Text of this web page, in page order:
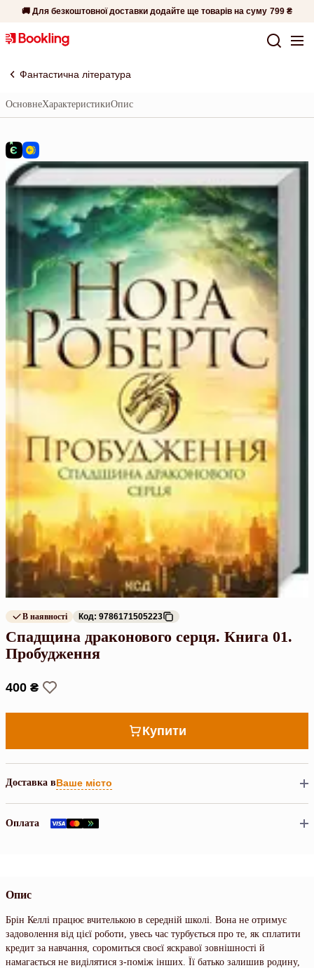
🚚 Для безкоштовної доставки додайте ще товарів на суму 799 ₴
Фантастична література
ОсновнеХарактеристикиОпис
В наявності Код: 9786171505223
Спадщина драконового серця. Книга 01.
Пробудження
400 ₴
Купити
Доставка вВаше місто
Оплата
Опис
Брін Келлі працює вчителькою в середній школі. Вона не отримує
задоволення від цієї роботи, увесь час турбується про те, як сплатити
кредит за навчання, соромиться своєї яскравої зовнішності й
намагається не виділятися з-поміж інших. Її батько залишив родину,